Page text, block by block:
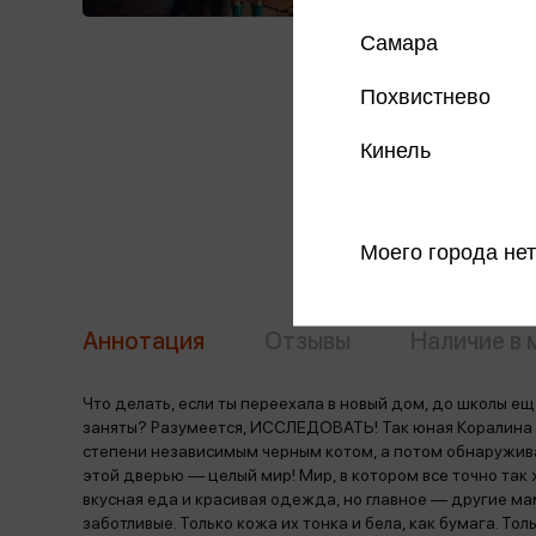
Аннотация
Что делать, если ты переехала в новый дом, до школы
заняты? Разумеется, ИССЛЕДОВАТЬ! Так юная
степени независимым черным котом, а потом
этой дверью — целый мир! Мир, в котором все точно
вкусная еда и красивая одежда, но главное — другие
заботливые. Только кожа их тонка и бела, как бумага.
Самара
Похвистнево
Кинель
Моего города